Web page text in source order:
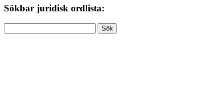
Sökbar juridisk ordlista:
efter: